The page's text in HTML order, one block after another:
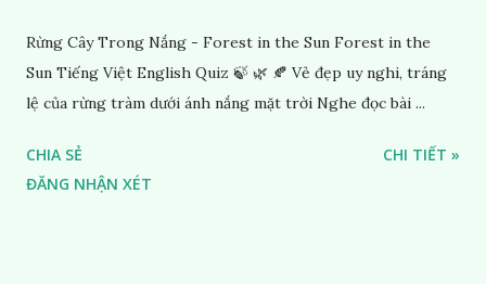
Rừng Cây Trong Nắng - Forest in the Sun Forest in the
Sun Tiếng Việt English Quiz 🍃 🌿 🍂 Vẻ đẹp uy nghi, tráng
lệ của rừng tràm dưới ánh nắng mặt trời Nghe đọc bài ...
CHIA SẺ
ĐĂNG NHẬN XÉT
CHI TIẾT »